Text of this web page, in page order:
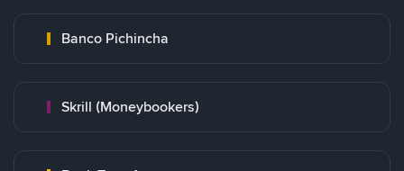
Banco Pichincha
Skrill (Moneybookers)